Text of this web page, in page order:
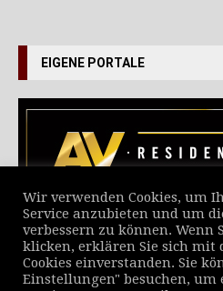
EIGENE PORTALE
VERZEICHNIS ALLER NEWS
Wir verwenden Cookies, um
Service anzubieten und um
verbessern zu können. Wenn
klicken, erklären Sie sich mit
Cookies einverstanden. Sie
Einstellungen" besuchen,